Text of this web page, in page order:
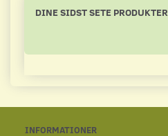
DINE SIDST SETE PRODUKTER
INFORMATIONER